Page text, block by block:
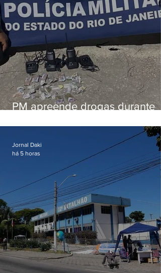
PM apreende drogas durante
Jornal Daki
há 5 horas